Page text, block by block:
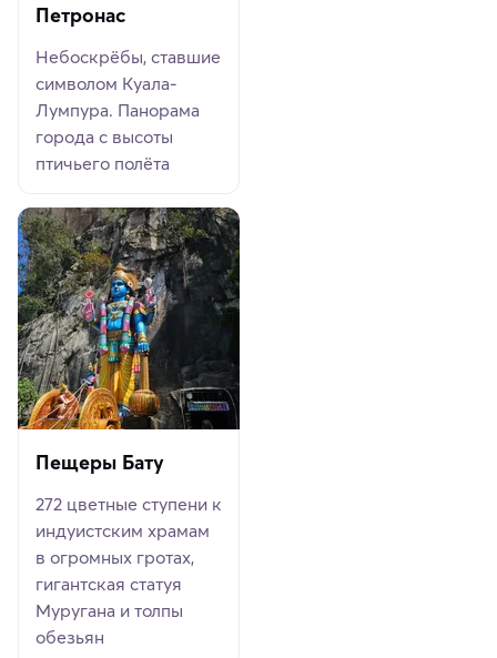
Петронас
Небоскрёбы, ставшие
символом Куала-
Лумпура. Панорама
города с высоты
птичьего полёта
Пещеры Бату
272 цветные ступени к
индуистским храмам
в огромных гротах,
гигантская статуя
Муругана и толпы
обезьян